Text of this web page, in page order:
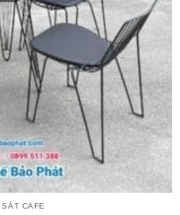
CAFE